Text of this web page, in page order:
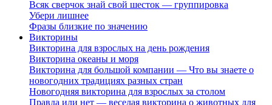
Всяк сверчок знай свой шесток — группировка
Убери лишнее
Фразы близкие по значению
Викторины
Викторина для взрослых на день рождения
Викторина океаны и моря
Викторина для большой компании — Что вы знаете о
новогодних традициях разных стран
Новогодняя викторина для взрослых за столом
Правда или нет — веселая викторина о животных для